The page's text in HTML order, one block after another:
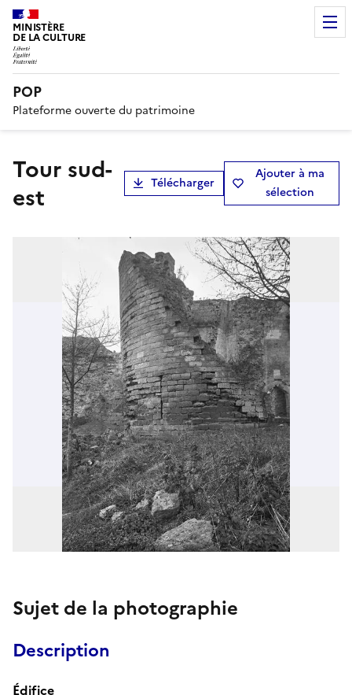
MINISTÈRE
DE LA CULTURE
POP
Plateforme ouverte du patrimoine
Tour sud-
est
Télécharger
Ajouter à ma
sélection
Sujet de la photographie
Description
Édifice